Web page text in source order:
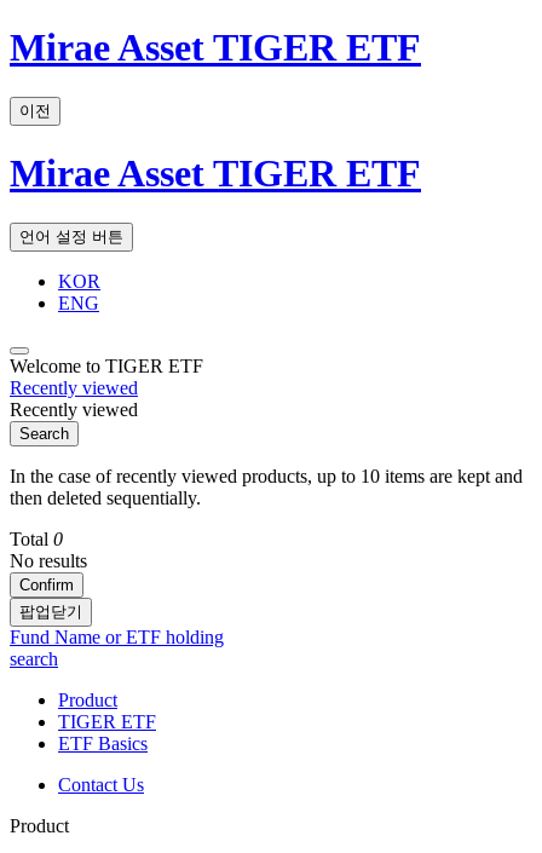
Mirae Asset TIGER ETF
이전
Mirae Asset TIGER ETF
언어 설정 버튼
KOR
ENG
Welcome to TIGER ETF
Recently viewed
Recently viewed
Search
In the case of recently viewed products, up to 10 items are kept and
then deleted sequentially.
Total 0
No results
Confirm
팝업닫기
Fund Name or ETF holding
search
Product
TIGER ETF
ETF Basics
Contact Us
Product